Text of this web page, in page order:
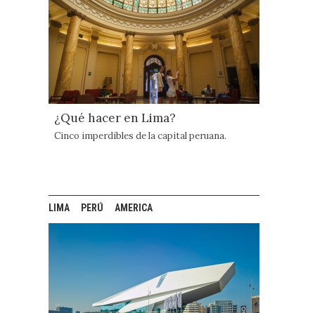
¿Qué hacer en Lima?
Cinco imperdibles de la capital peruana.
LIMA PERÚ AMERICA